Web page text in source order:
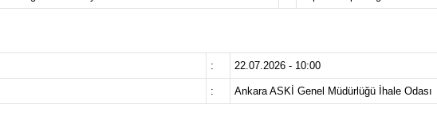
: 22.07.2026 - 10:00
: Ankara ASKİ Genel Müdürlüğü İhale Odası